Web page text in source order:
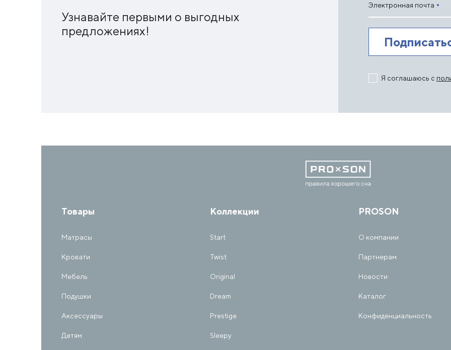
Узнавайте первыми о выгодных
предложениях!
Электронная почта
Я соглашаюсь с
Товары
Матрасы
Кровати
Мебель
Подушки
Аксессуары
Детям
Коллекции
Start
Twist
Original
Dream
Prestige
Sleepy
PROSON
О компании
Партнерам
Новости
Каталог
Конфиденциальность